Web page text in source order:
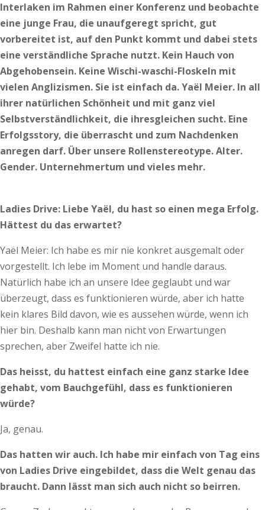
Interlaken im Rahmen einer Konferenz und beobachte
eine junge Frau, die unaufgeregt spricht, gut
vorbereitet ist, auf den Punkt kommt und dabei stets
eine verständliche Sprache nutzt. Kein Hauch von
Abgehobensein. Keine Wischi-waschi-Floskeln mit
vielen Anglizismen. Sie ist einfach da. Yaël Meier. In all
ihrer natürlichen Schönheit und mit ganz viel
Selbstverständlichkeit, die ihresgleichen sucht. Eine
Erfolgsstory, die überrascht und zum Nachdenken
anregen darf. Über unsere Rollenstereotype. Alter.
Gender. Unternehmertum und vieles mehr.
Ladies Drive: Liebe Yaël, du hast so einen mega Erfolg.
Hättest du das erwartet?
Yaël Meier: Ich habe es mir nie konkret ausgemalt oder
vorgestellt. Ich lebe im Moment und handle daraus.
Natürlich habe ich an unsere Idee geglaubt und war
überzeugt, dass es funktionieren würde, aber ich hatte
kein klares Bild davon, wie es aussehen würde, wenn ich
hier bin. Deshalb kann man nicht von Erwartungen
sprechen, aber Zweifel hatte ich nie.
Das heisst, du hattest einfach eine ganz starke Idee
gehabt, vom Bauchgefühl, dass es funktionieren
würde?
Ja, genau.
Das hatten wir auch. Ich habe mir einfach von Tag eins
von Ladies Drive eingebildet, dass die Welt genau das
braucht. Dann lässt man sich auch nicht so beirren.